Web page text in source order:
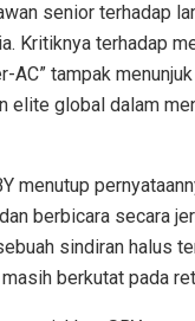
senior terhadap
Kritiknya terhadap
AC” tampak
elite global dalam
menutup
berbicara secara
sindiran halus
berkutat pada